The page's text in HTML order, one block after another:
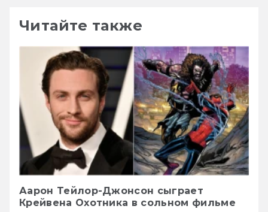
Читайте также
Аарон Тейлор-Джонсон сыграет
Крейвена Охотника в сольном фильме